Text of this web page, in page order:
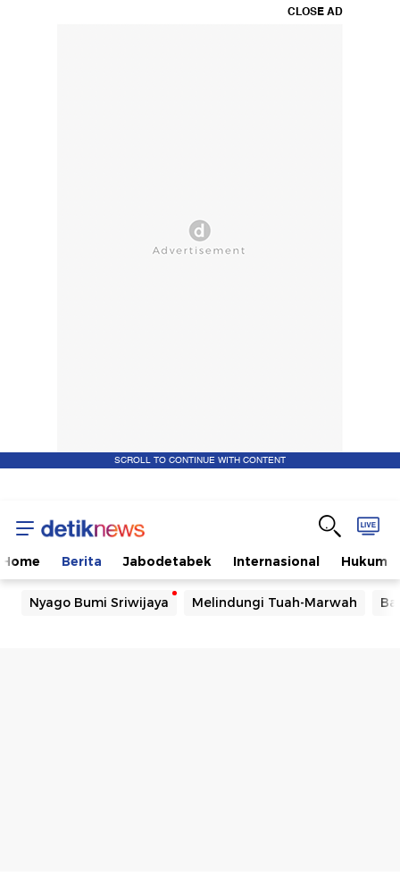
CLOSE AD
SCROLL TO CONTINUE WITH CONTENT
Home Berita Jabodetabek Internasional Hukum
Nyago Bumi Sriwijaya Melindungi Tuah-Marwah